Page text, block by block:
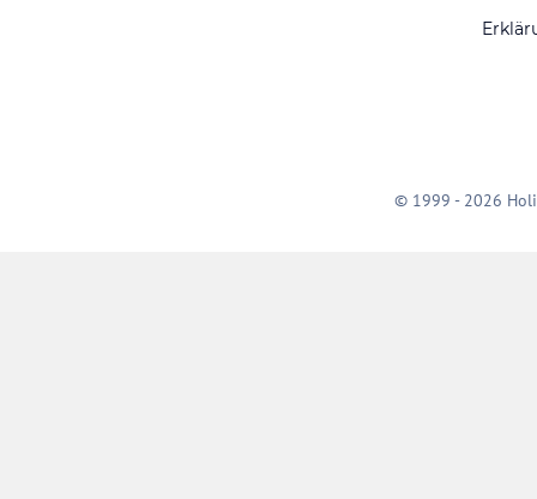
© 1999 - 2026